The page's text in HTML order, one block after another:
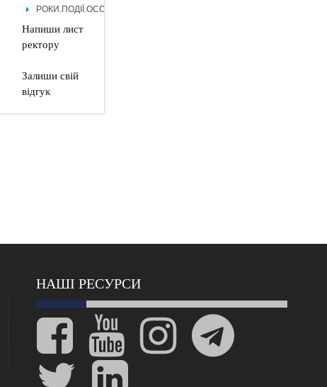
РОКИ.ПОДІЇ.ОСОБИСТОСТІ.
Напиши лист
ректору
Залиши свій
відгук
НАШІ РЕСУРСИ